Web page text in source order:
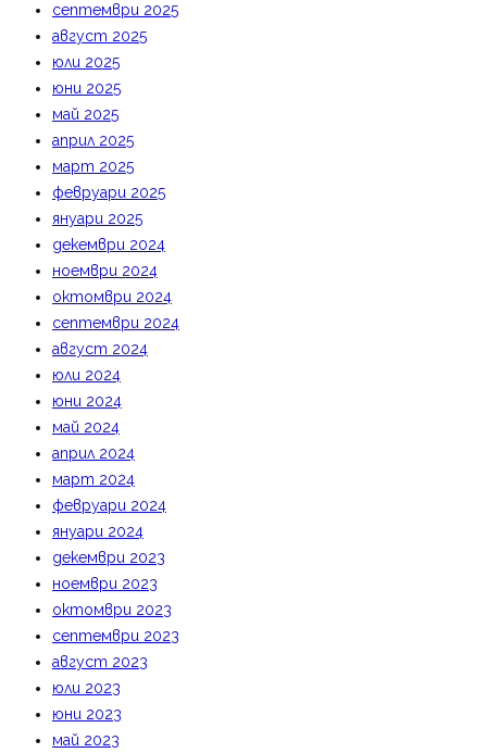
септември 2025
август 2025
юли 2025
юни 2025
май 2025
април 2025
март 2025
февруари 2025
януари 2025
декември 2024
ноември 2024
октомври 2024
септември 2024
август 2024
юли 2024
юни 2024
май 2024
април 2024
март 2024
февруари 2024
януари 2024
декември 2023
ноември 2023
октомври 2023
септември 2023
август 2023
юли 2023
юни 2023
май 2023